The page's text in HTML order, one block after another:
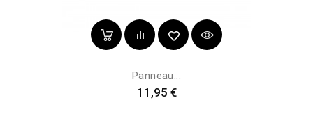
Panneau...
Prix
11,95 €